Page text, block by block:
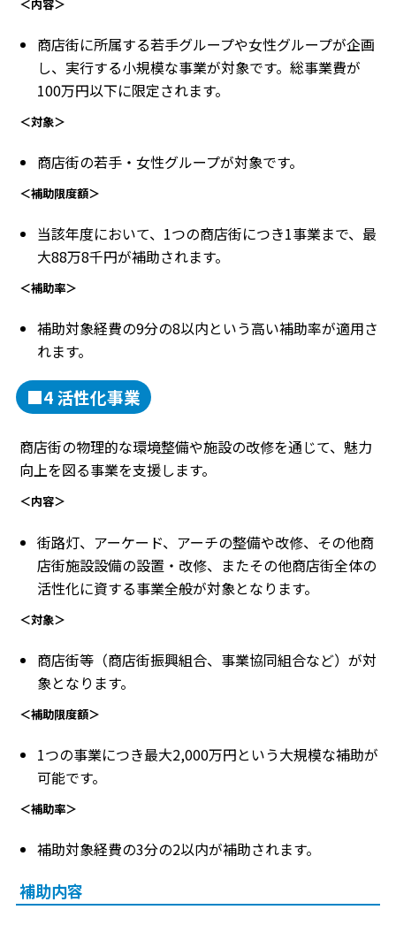
＜内容＞
商店街に所属する若手グループや女性グループが企画
し、実行する小規模な事業が対象です。総事業費が
100万円以下に限定されます。
＜対象＞
商店街の若手・女性グループが対象です。
＜補助限度額＞
当該年度において、1つの商店街につき1事業まで、最
大88万8千円が補助されます。
＜補助率＞
補助対象経費の9分の8以内という高い補助率が適用さ
れます。
■4 活性化事業
商店街の物理的な環境整備や施設の改修を通じて、魅力
向上を図る事業を支援します。
＜内容＞
街路灯、アーケード、アーチの整備や改修、その他商
店街施設設備の設置・改修、またその他商店街全体の
活性化に資する事業全般が対象となります。
＜対象＞
商店街等（商店街振興組合、事業協同組合など）が対
象となります。
＜補助限度額＞
1つの事業につき最大2,000万円という大規模な補助が
可能です。
＜補助率＞
補助対象経費の3分の2以内が補助されます。
補助内容